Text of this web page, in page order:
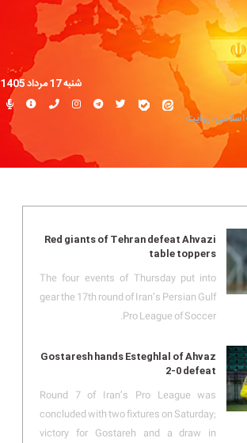
روایت
شنبه 17 مرداد 1405
Red giants of Tehran defeat Ahvazi
table toppers
The four events of Thursday put into
gear the 17th round of Iran’s Persian Gulf
Pro League of Soccer.
Gostaresh hands Esteghlal of Ahvaz
2-0 defeat
Round 7 of Iran’s Pro League was
concluded with two fixtures on Saturday;
victory for Gostareh and a draw in